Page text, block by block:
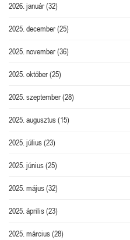
2026. január(32)
2025. december(25)
2025. november(36)
2025. október(25)
2025. szeptember(28)
2025. augusztus(15)
2025. július(23)
2025. június(25)
2025. május(32)
2025. április(23)
2025. március(28)